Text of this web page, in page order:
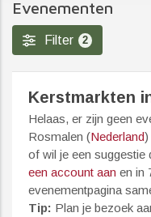
Evenementen
Filter 2
Kerstmarkten
Helaas, er zijn geen
Rosmalen (Nederland)
of wil je een suggestie
een account aan en in
evenementpagina
Tip: Plan je bezoek